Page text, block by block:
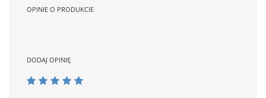
OPINIE O PRODUKCIE
DODAJ OPINIĘ